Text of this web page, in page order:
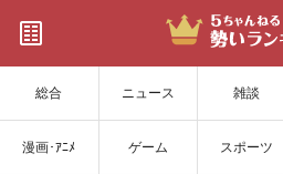
総合 ニュース 雑談
漫画･ｱﾆﾒ ゲーム スポーツ
サイトを